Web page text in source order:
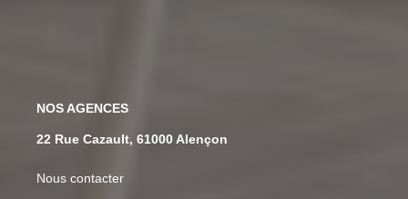
NOS AGENCES
22 Rue Cazault, 61000 Alençon
Nous contacter